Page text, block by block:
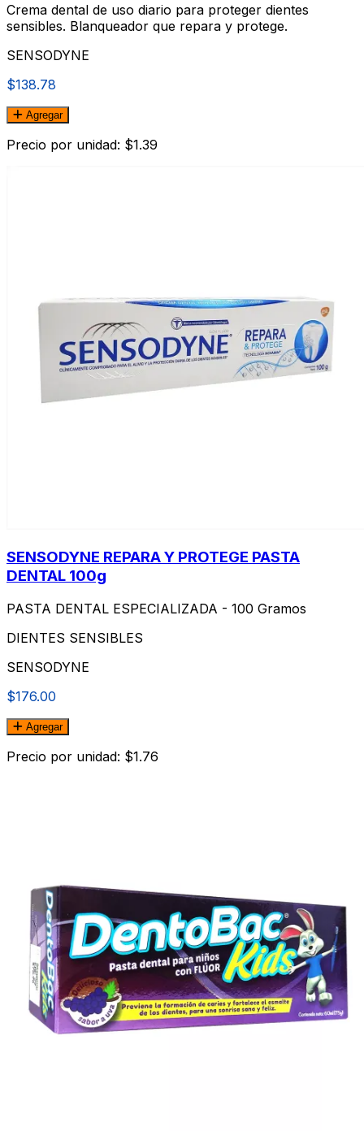
Crema dental de uso diario para proteger dientes
sensibles. Blanqueador que repara y protege.
SENSODYNE
$138.78
Agregar
Precio por unidad: $1.39
SENSODYNE REPARA Y PROTEGE PASTA
DENTAL 100g
PASTA DENTAL ESPECIALIZADA - 100 Gramos
DIENTES SENSIBLES
SENSODYNE
$176.00
Agregar
Precio por unidad: $1.76